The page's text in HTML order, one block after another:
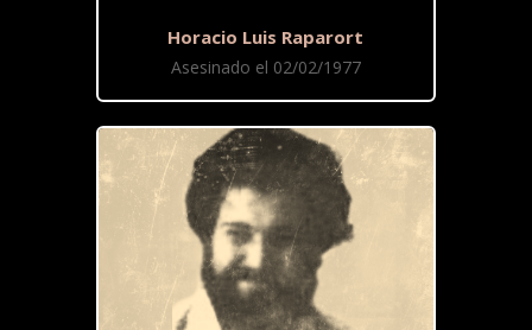
Horacio Luis Raparort
Asesinado el 02/02/1977